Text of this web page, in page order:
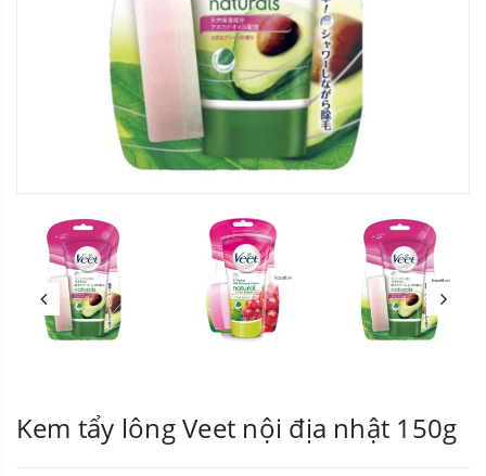
Kem tẩy lông Veet nội địa nhật 150g